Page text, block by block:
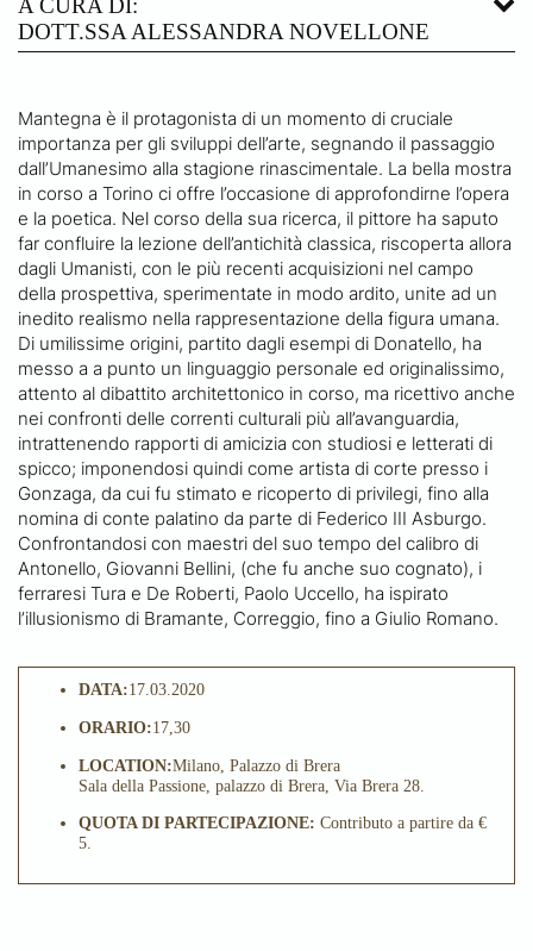
DOTT.SSA ALESSANDRA NOVELLONE
Mantegna è il protagonista di un momento di cruciale
importanza per gli sviluppi dell’arte, segnando il passaggio
dall’Umanesimo alla stagione rinascimentale. La bella mostra
in corso a Torino ci offre l’occasione di approfondirne l’opera
e la poetica. Nel corso della sua ricerca, il pittore ha saputo
far confluire la lezione dell’antichità classica, riscoperta allora
dagli Umanisti, con le più recenti acquisizioni nel campo
della prospettiva, sperimentate in modo ardito, unite ad un
inedito realismo nella rappresentazione della figura umana.
Di umilissime origini, partito dagli esempi di Donatello, ha
messo a a punto un linguaggio personale ed originalissimo,
attento al dibattito architettonico in corso, ma ricettivo anche
nei confronti delle correnti culturali più all’avanguardia,
intrattenendo rapporti di amicizia con studiosi e letterati di
spicco; imponendosi quindi come artista di corte presso i
Gonzaga, da cui fu stimato e ricoperto di privilegi, fino alla
nomina di conte palatino da parte di Federico III Asburgo.
Confrontandosi con maestri del suo tempo del calibro di
Antonello, Giovanni Bellini, (che fu anche suo cognato), i
ferraresi Tura e De Roberti, Paolo Uccello, ha ispirato
l’illusionismo di Bramante, Correggio, fino a Giulio Romano.
DATA:17.03.2020
ORARIO:17,30
LOCATION:Milano, Palazzo di Brera
Sala della Passione, palazzo di Brera, Via Brera 28.
QUOTA DI PARTECIPAZIONE: Contributo a partire da €
5.